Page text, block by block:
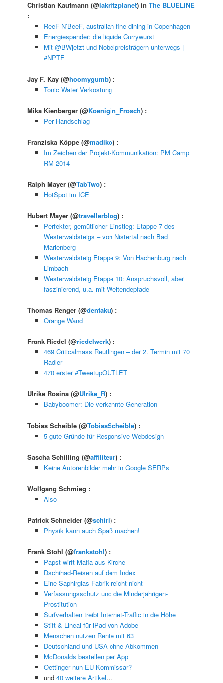
Christian Kaufmann(@lakritzplanet) inThe BLUELINE
:
ReeF N’BeeF, australian fine dining in Copenhagen
Energiespender: die liquide Currywurst
Mit @BWjetzt und Nobelpreisträgern unterwegs |
#NPTF
Jay F. Kay(@hoomygumb) :
Tonic Water Verkostung
Mika Kienberger(@Koenigin_Frosch) :
Per Handschlag
Franziska Köppe(@madiko) :
Im Zeichen der Projekt-Kommunikation: PM Camp
RM 2014
Ralph Mayer(@TabTwo) :
HotSpot im ICE
Hubert Mayer(@travellerblog) :
Perfekter, gemütlicher Einstieg: Etappe 7 des
Westerwaldsteigs – von Nistertal nach Bad
Marienberg
Westerwaldsteig Etappe 9: Von Hachenburg nach
Limbach
Westerwaldsteig Etappe 10: Anspruchsvoll, aber
faszinierend, u.a. mit Weltendepfade
Thomas Renger(@dentaku) :
Orange Wand
Frank Riedel(@riedelwerk) :
469 Criticalmass Reutlingen – der 2. Termin mit 70
Radler
470 erster #TweetupOUTLET
Ulrike Rosina(@Ulrike_R) :
Babyboomer: Die verkannte Generation
Tobias Scheible(@TobiasScheible) :
5 gute Gründe für Responsive Webdesign
Sascha Schilling(@affiliteur) :
Keine Autorenbilder mehr in Google SERPs
Wolfgang Schmieg :
Also
Patrick Schneider(@schiri) :
Physik kann auch Spaß machen!
Frank Stohl(@frankstohl) :
Papst wirft Mafia aus Kirche
Dschihad-Reisen auf dem Index
Eine Saphirglas-Fabrik reicht nicht
Verfassungsschutz und die Minderjährigen-
Prostitution
Surfverhalten treibt Internet-Traffic in die Höhe
Stift & Lineal für iPad von Adobe
Menschen nutzen Rente mit 63
Deutschland und USA ohne Abkommen
McDonalds bestellen per App
Oettinger nun EU-Kommissar?
und 40 weitere Artikel…